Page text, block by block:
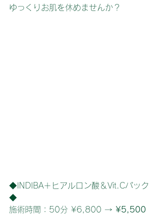
ゆっくりお肌を休めませんか？
◆INDIBA＋ヒアルロン酸＆Vit.Cパック
◆
施術時間：50分 ¥6,800 → ¥5,500